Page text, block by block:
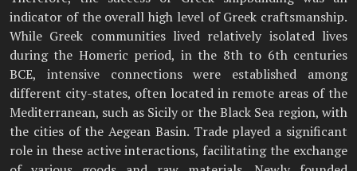
indicator of the overall high level of Greek craftsmanship.
While Greek communities lived relatively isolated lives
during the Homeric period, in the 8th to 6th centuries
BCE, intensive connections were established among
different city-states, often located in remote areas of the
Mediterranean, such as Sicily or the Black Sea region, with
the cities of the Aegean Basin. Trade played a significant
role in these active interactions, facilitating the exchange